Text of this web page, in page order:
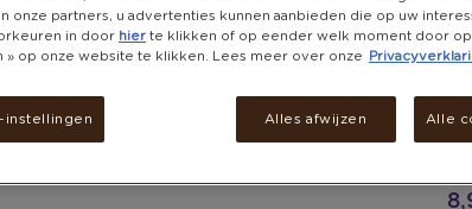
ALLEEN PUNTEN
onze partners, u advertenties kunnen aanbieden die op uw
in door hier te klikken of op eender welk moment door op
» op onze website te klikken. Lees meer over onze
Alles afwijzen Alle
instellingen